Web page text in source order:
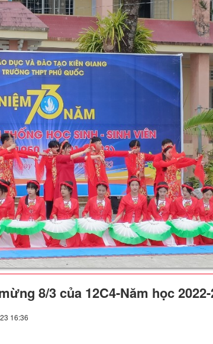
8/3 của 12C4-Năm học 2022-
16:36